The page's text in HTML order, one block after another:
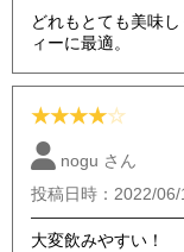
どれもとても美味
ィーに最適。
★★★★☆
nogu さん
投稿日時：2022/
大変飲みやすい！